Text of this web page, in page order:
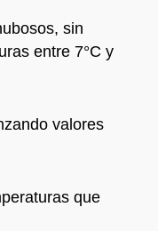
sin
entre 7°C y
valores
que